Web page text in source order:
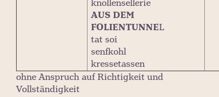
knollensellerie
AUS DEM
FOLIENTUNNEL
tat soi
senfkohl
kressetassen
ohne Anspruch auf Richtigkeit und
Vollständigkeit